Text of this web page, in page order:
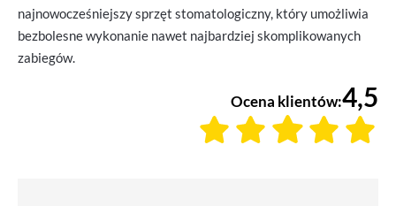
najnowocześniejszy sprzęt stomatologiczny, który umożliwia
bezbolesne wykonanie nawet najbardziej skomplikowanych
zabiegów.
Ocena klientów:4,5